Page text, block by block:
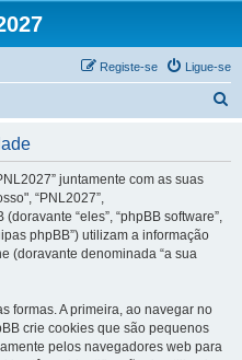
Ligue-se
Registe-se
juntamente com as suas
“PNL2027”,
“eles”, “phpBB software”,
phpBB”) utilizam a informação
(doravante denominada “a sua
formas. A primeira, ao navegar no
crie cookies que são pequenos
pelos navegadores web para